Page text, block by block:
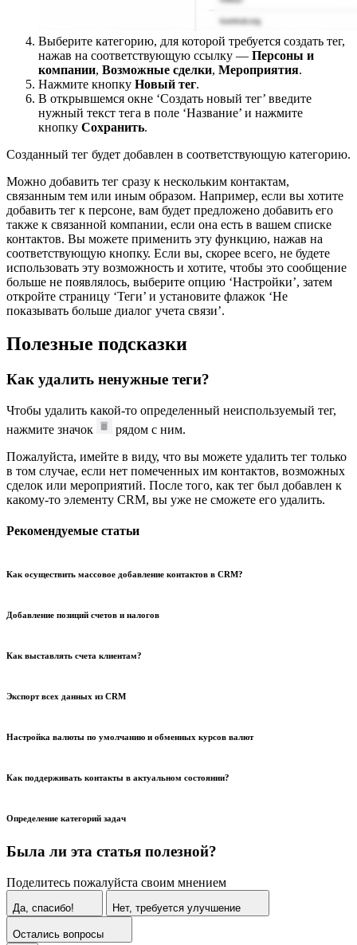
Выберите категорию, для которой требуется создать тег,
нажав на соответствующую ссылку — Персоны и
компании, Возможные сделки, Мероприятия.
Нажмите кнопку Новый тег.
В открывшемся окне ‘Создать новый тег’ введите
нужный текст тега в поле ‘Название’ и нажмите
кнопку Сохранить.
Созданный тег будет добавлен в соответствующую категорию.
Можно добавить тег сразу к нескольким контактам,
связанным тем или иным образом. Например, если вы хотите
добавить тег к персоне, вам будет предложено добавить его
также к связанной компании, если она есть в вашем списке
контактов. Вы можете применить эту функцию, нажав на
соответствующую кнопку. Если вы, скорее всего, не будете
использовать эту возможность и хотите, чтобы это сообщение
больше не появлялось, выберите опцию ‘Настройки’, затем
откройте страницу ‘Теги’ и установите флажок ‘Не
показывать больше диалог учета связи’.
Полезные подсказки
Как удалить ненужные теги?
Чтобы удалить какой-то определенный неиспользуемый тег,
нажмите значок
рядом с ним.
Пожалуйста, имейте в виду, что вы можете удалить тег только
в том случае, если нет помеченных им контактов, возможных
сделок или мероприятий. После того, как тег был добавлен к
какому-то элементу CRM, вы уже не сможете его удалить.
Рекомендуемые статьи
Как осуществить массовое добавление контактов в CRM?
Добавление позиций счетов и налогов
Как выставлять счета клиентам?
Экспорт всех данных из CRM
Настройка валюты по умолчанию и обменных курсов валют
Как поддерживать контакты в актуальном состоянии?
Определение категорий задач
Была ли эта статья полезной?
Поделитесь пожалуйста своим мнением
Да, спасибо! Нет, требуется улучшение
Остались вопросы